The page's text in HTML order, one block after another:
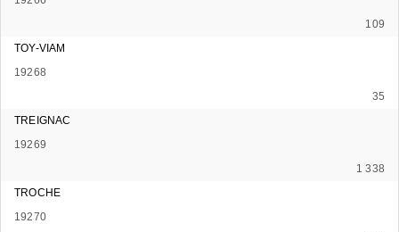
109
TOY-VIAM
19268
35
TREIGNAC
19269
1 338
TROCHE
19270